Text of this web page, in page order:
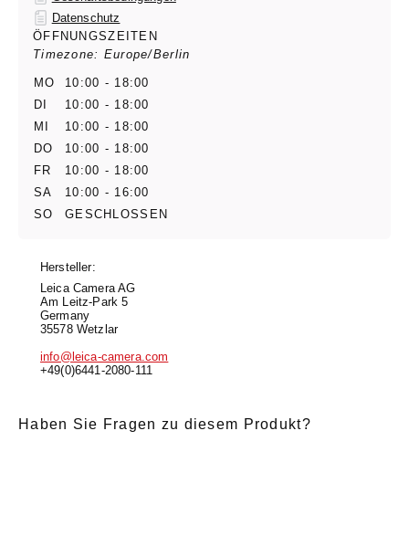
Datenschutz
ÖFFNUNGSZEITEN
Timezone: Europe/Berlin
MO
10:00 - 18:00
DI
10:00 - 18:00
MI
10:00 - 18:00
DO
10:00 - 18:00
FR
10:00 - 18:00
SA
10:00 - 16:00
SO
GESCHLOSSEN
Hersteller:
Leica Camera AG
Am Leitz-Park 5
Germany
35578 Wetzlar
info@leica-camera.com
+49(0)6441-2080-111
Haben Sie Fragen zu diesem Produkt?